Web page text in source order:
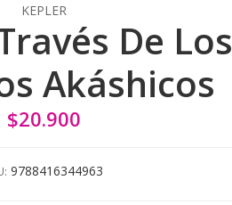
KEPLER
De Los
Akáshicos
$20.900
9788416344963